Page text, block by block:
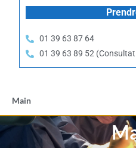
01 39 63 87 64
01 39 63 89 52
Main